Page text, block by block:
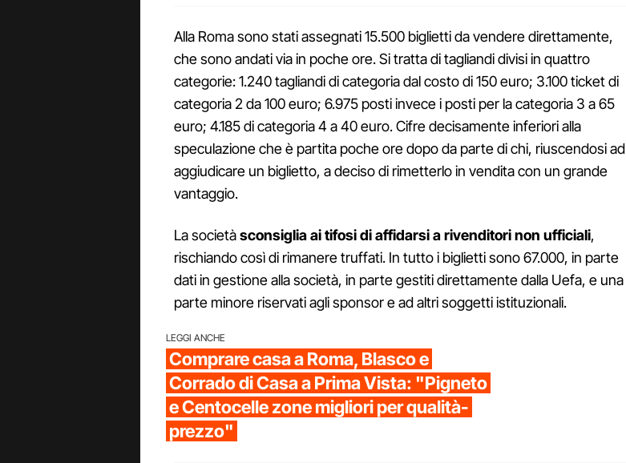
Alla Roma sono stati assegnati 15.500 biglietti da vendere direttamente,
che sono andati via in poche ore. Si tratta di tagliandi divisi in quattro
categorie: 1.240 tagliandi di categoria dal costo di 150 euro; 3.100 ticket di
categoria 2 da 100 euro; 6.975 posti invece i posti per la categoria 3 a 65
euro; 4.185 di categoria 4 a 40 euro. Cifre decisamente inferiori alla
speculazione che è partita poche ore dopo da parte di chi, riuscendosi ad
aggiudicare un biglietto, a deciso di rimetterlo in vendita con un grande
vantaggio.
La societàsconsiglia ai tifosi di affidarsi a rivenditori non ufficiali,
rischiando così di rimanere truffati. In tutto i biglietti sono 67.000, in parte
dati in gestione alla società, in parte gestiti direttamente dalla Uefa, e una
parte minore riservati agli sponsor e ad altri soggetti istituzionali.
LEGGI ANCHE
Comprare casa a Roma, Blasco e
Corrado di Casa a Prima Vista: "Pigneto
e Centocelle zone migliori per qualità-
prezzo"